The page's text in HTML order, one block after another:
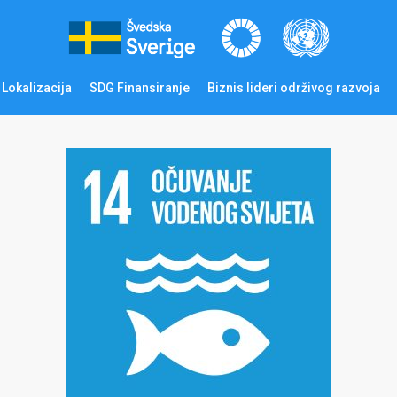
Lokalizacija SDG Finansiranje Biznis lideri održivog razvoja